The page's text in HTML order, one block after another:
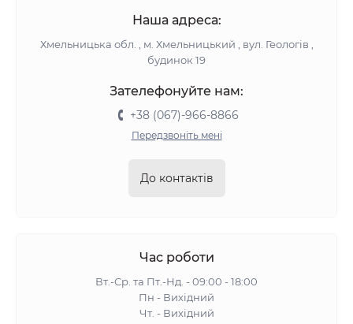
Наша адреса:
Хмельницька обл. , м. Хмельницький , вул. Геологів ,
будинок 19
Зателефонуйте нам:
+38 (067)-966-8866
Передзвоніть мені
До контактів
Час роботи
Вт.-Ср. та Пт.-Нд. - 09:00 - 18:00
Пн - Вихідний
Чт. - Вихідний